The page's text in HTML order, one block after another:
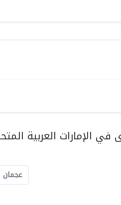
الإمارات العربية
عجمان